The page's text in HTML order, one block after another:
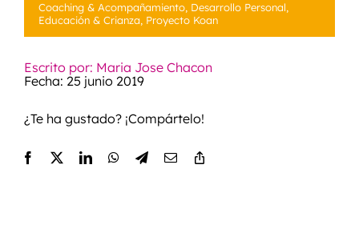
Coaching & Acompañamiento, Desarrollo Personal,
Educación & Crianza, Proyecto Koan
Escrito por: Maria Jose Chacon
Fecha: 25 junio 2019
¿Te ha gustado? ¡Compártelo!